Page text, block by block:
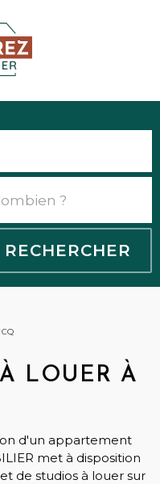
LOUER À
d'un appartement
met à disposition
de studios à louer sur